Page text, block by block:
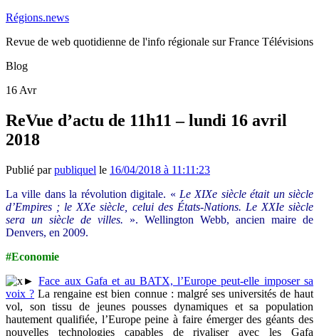
Régions.news
Revue de web quotidienne de l'info régionale sur France Télévisions
Blog
16 Avr
ReVue d’actu de 11h11 – lundi 16 avril
2018
Publié parpubliquel le 16/04/2018 à 11:11:23
La ville dans la révolution digitale. « Le XIXe siècle était un siècle
d’Empires ; le XXe siècle, celui des États-Nations. Le XXIe siècle
sera un siècle de villes. ». Wellington Webb, ancien maire de
Denvers, en 2009.
#Economie
►Face aux Gafa et au BATX, l’Europe peut-elle imposer sa
voix ? La rengaine est bien connue : malgré ses universités de haut
vol, son tissu de jeunes pousses dynamiques et sa population
hautement qualifiée, l’Europe peine à faire émerger des géants des
nouvelles technologies capables de rivaliser avec les Gafa